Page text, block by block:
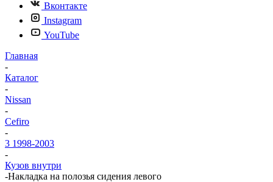
Вконтакте
Instagram
YouTube
Главная
-
Каталог
-
Nissan
-
Cefiro
-
3 1998-2003
-
Кузов внутри
-Накладка на полозья сидения левого